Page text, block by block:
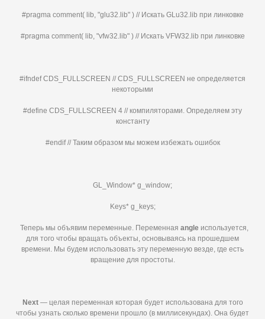
#pragma comment( lib, "glu32.lib" ) // Искать GLu32.lib при линковке
#pragma comment( lib, "vfw32.lib" ) // Искать VFW32.lib при линковке
#ifndef CDS_FULLSCREEN // CDS_FULLSCREEN не определяется
некоторыми
#define CDS_FULLSCREEN 4 // компиляторами. Определяем эту
константу
#endif // Таким образом мы можем избежать ошибок
GL_Window* g_window;
Keys* g_keys;
Теперь мы объявим переменные. Переменная angle используется,
для того чтобы вращать объекты, основываясь на прошедшем
времени. Мы будем использовать эту переменную везде, где есть
вращение для простоты.
Next— целая переменная которая будет использована для того
чтобы узнать сколько времени прошло (в миллисекундах). Она будет